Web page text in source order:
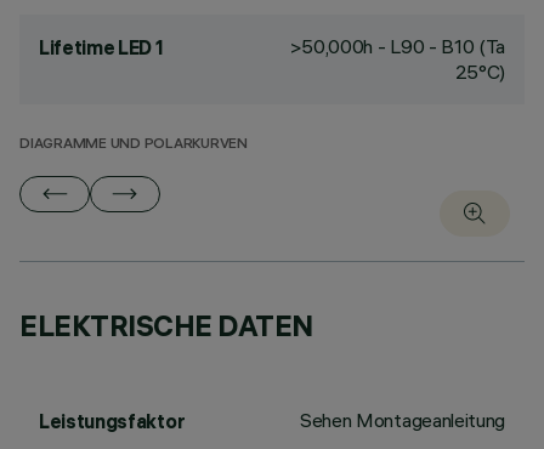
Lifetime LED 1
>50,000h - L90 - B10 (Ta
25°C)
DIAGRAMME UND POLARKURVEN
ELEKTRISCHE DATEN
Leistungsfaktor Sehen Montageanleitung